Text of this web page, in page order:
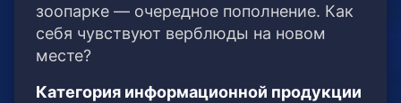
зоопарке — очередное пополнение. Как
себя чувствуют верблюды на новом
месте?
Категория информационной продукции